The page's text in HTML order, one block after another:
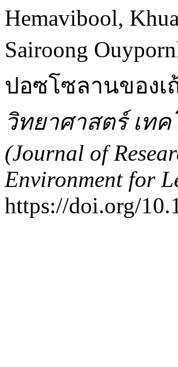
Hemavibool,
Sairoong
ปอซโซลานของ
วิทยาศาสตร์ เท
(Journal of
Environment for
https://doi.org/